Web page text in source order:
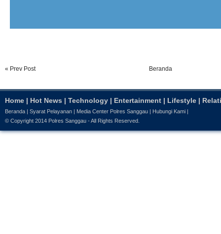
« Prev Post Beranda
Home | Hot News | Technology | Entertainment | Lifestyle |
Beranda Syarat Pelayanan Media Center Polres Sanggau Hubungi Kami
© Copyright 2014 Polres Sanggau - All Rights Reserved.